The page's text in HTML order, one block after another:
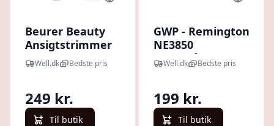
Beurer Beauty
Ansigtstrimmer
HL 16 Hvid (1 stk)
Well.dk Bedste pris
249 kr.
Til butik
GWP - Remington
NE3850
Næsehårstrimmer
Well.dk Bedste pris
199 kr.
Til butik